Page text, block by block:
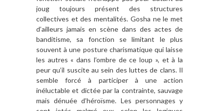
joug toujours présent des structures
collectives et des mentalités. Gosha ne le met
d’ailleurs jamais en scène dans des actes de
banditisme, sa fonction se limitant le plus
souvent à une posture charismatique qui laisse
les autres « dans l’ombre de ce loup », et à la
peur qu’il suscite au sein des luttes de clans. Il
semble forcé à participer à une action
inéluctable et dictée par la contrainte, sauvage
mais dénuée d’héroïsme. Les personnages y